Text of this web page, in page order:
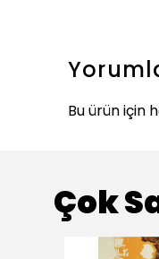
Bu ürün için
Çok